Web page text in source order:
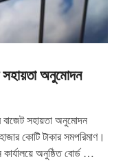
সহায়তা অনুমোদন
বাজেট সহায়তা অনুমোদন
কোটি টাকার সমপরিমাণ।
কার্যালয়ে অনুষ্ঠিত বোর্ড …